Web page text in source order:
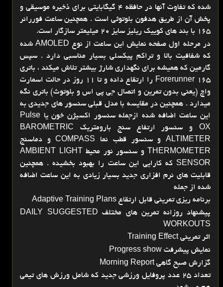
شده که تفاوت آنها در حافظه 4 گیگابایتی برای ذخیره موسیقی و
پخش آن از طریق هدفون بلوتوثی است . همچنین ساعت فوررانر
165 با بند های کوییک ریلیز سایز 20 میلیمتر سازگار است.
در مرحله اول صفحه نمایش این ساعت از نوع AMOLED شده
که شفافیت بالا و تراکم پیکسلی بسیار مناسبی دارد . سپس
گارمین که همیشه برای نگهداری شارژ بیشتر تلاش میکند ، باتری
Forerunner 165 را ارتقاع داده و تا 11 روز در حالت اسمارت
واچ (یعنی بدون تمرین و اتصال جی پی اس و بلوتوث) باتری نگه
میدارد . همچنین در مقایسه با مدل قبلی سنسور های جدیدی به
این ساعت اضافه شده ازجمله سنسور اکسیژن خون یا Pulse
OX و سنسور ارتفاع سنج بارومتریک BAROMETRIC
ALTIMETER و سنسور قطب نما COMPASS و دماسنج
THERMOMETER و سنسور نور محیط AMBIENT LIGHT
SENSOR که کارایی این ساعت را بهبود بخشیده . همچنین
قابلیت های نرم افزاری جدید بسیار زیادی به این ساعت اضافه
شده از جمله
برنامه ریزی تمرینی قابل ارتقاع Adaptive Training Plans
پیشنهاد روزانه تمرین های مختلف DAILY SUGGESTED
WORKOUTS
اثر تمرینی Training Effect
نمایش پیشرفت Progress show
گزارش صبح گاهی Morning Report
تعداد 25 عدد پروفایل ورزشی جدید که شامل ورزش های تیمی